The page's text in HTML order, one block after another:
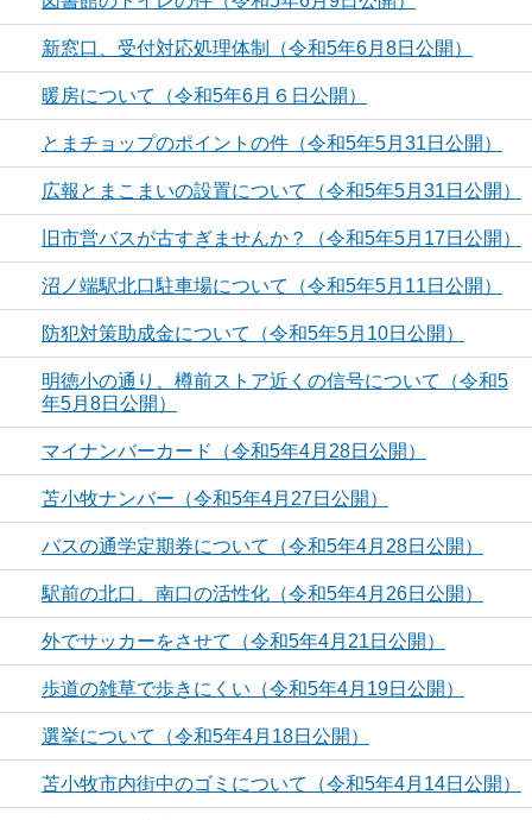
新窓口、受付対応処理体制（令和5年6月8日公開）
暖房について（令和5年6月６日公開）
とまチョップのポイントの件（令和5年5月31日公開）
広報とまこまいの設置について（令和5年5月31日公開）
旧市営バスが古すぎませんか？（令和5年5月17日公開）
沼ノ端駅北口駐車場について（令和5年5月11日公開）
防犯対策助成金について（令和5年5月10日公開）
明徳小の通り、樽前ストア近くの信号について（令和5
年5月8日公開）
マイナンバーカード（令和5年4月28日公開）
苫小牧ナンバー（令和5年4月27日公開）
バスの通学定期券について（令和5年4月28日公開）
駅前の北口、南口の活性化（令和5年4月26日公開）
外でサッカーをさせて（令和5年4月21日公開）
歩道の雑草で歩きにくい（令和5年4月19日公開）
選挙について（令和5年4月18日公開）
苫小牧市内街中のゴミについて（令和5年4月14日公開）